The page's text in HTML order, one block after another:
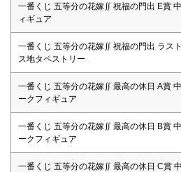
一番くじ 五等分の花嫁∬ 祝福の門出 E賞
ィギュア
一番くじ 五等分の花嫁∬ 祝福の門出 ラス
ス地タペストリー
一番くじ 五等分の花嫁∬ 最高の休日 A賞
ークフィギュア
一番くじ 五等分の花嫁∬ 最高の休日 B賞
ークフィギュア
一番くじ 五等分の花嫁∬ 最高の休日 C賞